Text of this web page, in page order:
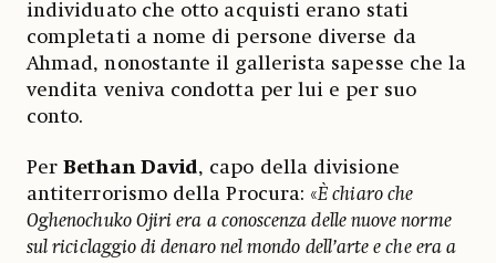
individuato che otto acquisti erano stati
completati a nome di persone diverse da
Ahmad, nonostante il gallerista sapesse che la
vendita veniva condotta per lui e per suo
conto.
PerBethan David, capo della divisione
antiterrorismo della Procura: «È chiaro che
Oghenochuko Ojiri era a conoscenza delle nuove norme
sul riciclaggio di denaro nel mondo dell’arte e che era a